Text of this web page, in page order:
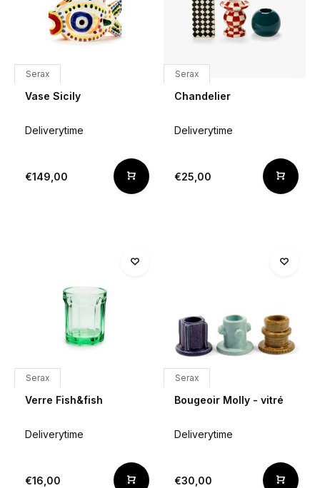
Serax
Vase Sicily
Deliverytime
€149,00
Serax
Chandelier
Deliverytime
€25,00
Serax
Verre Fish&fish
Deliverytime
€16,00
Serax
Bougeoir Molly - vitré
Deliverytime
€30,00